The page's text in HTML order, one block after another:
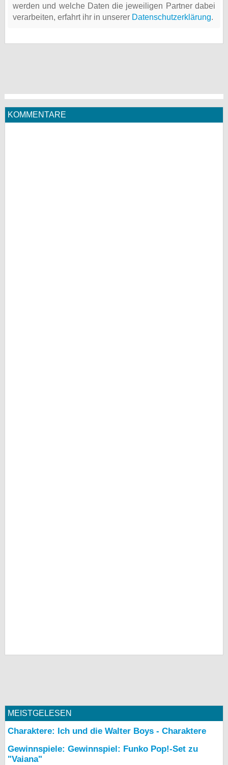
werden und welche Daten die jeweiligen Partner dabei
verarbeiten, erfahrt ihr in unserer Datenschutzerklärung.
KOMMENTARE
MEISTGELESEN
Charaktere: Ich und die Walter Boys - Charaktere
Gewinnspiele: Gewinnspiel: Funko Pop!-Set zu
"Vaiana"